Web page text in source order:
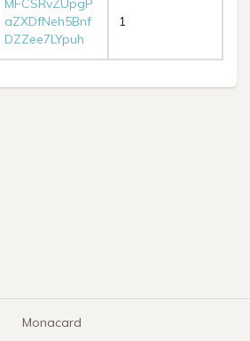
MFCSRvZUpgP
aZXDfNeh5Bnf
DZZee7LYpuh
1
Monacard